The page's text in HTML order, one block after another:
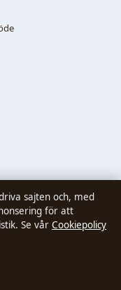
sajten och, med
för att
Se vår Cookiepolicy